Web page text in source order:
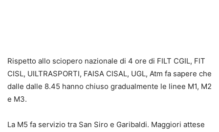
Rispetto allo sciopero nazionale di 4 ore di FILT CGIL, FIT
CISL, UILTRASPORTI, FAISA CISAL, UGL, Atm fa sapere che
dalle dalle 8.45 hanno chiuso gradualmente le linee M1, M2
e M3.
La M5 fa servizio tra San Siro e Garibaldi. Maggiori attese